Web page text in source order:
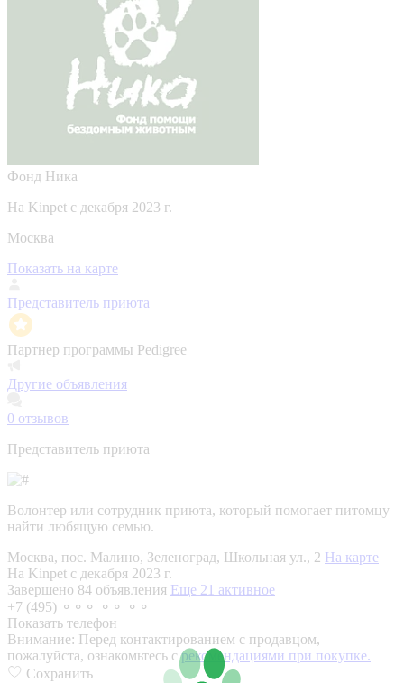
Фонд Ника
На Kinpet c декабря 2023 г.
Москва
Показать на карте
Представитель приюта
Партнер программы Pedigree
Другие объявления
0 отзывов
Представитель приюта
Волонтер или сотрудник приюта, который помогает питомцу
найти любящую семью.
Москва, пос. Малино, Зеленоград, Школьная ул., 2 На карте
На Kinpet c декабря 2023 г.
Завершено 84 объявления Еще 21 активное
+7 (495) ⚬⚬⚬ ⚬⚬ ⚬⚬
Показать телефон
Внимание: Перед контактированием с продавцом,
пожалуйста, ознакомьтесь срекомендациями при покупке.
Сохранить